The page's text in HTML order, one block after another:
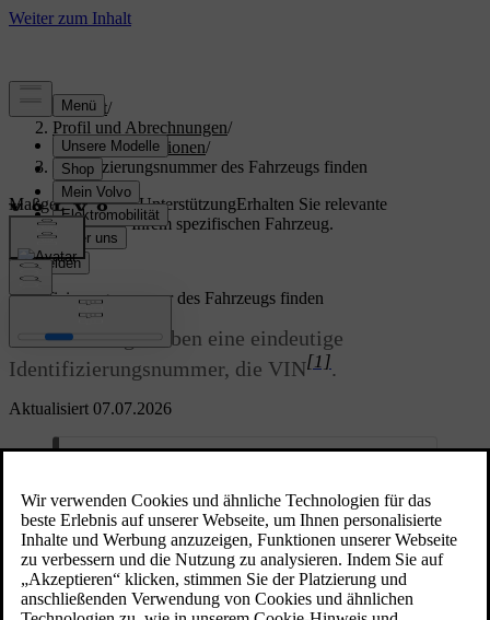
Support/
Profil und Abrechnungen/
Kontoinformationen/
Identifizierungsnummer des Fahrzeugs finden
Maßgeschneiderte UnterstützungErhalten Sie relevante
Informationen zu Ihrem spezifischen Fahrzeug.
Anmelden
Aktualisiert 07.07.2026
Identifizierungsnummer des Fahrzeugs finden
Alle Fahrzeuge haben eine eindeutige
Identifizierungsnummer, die VIN[1].